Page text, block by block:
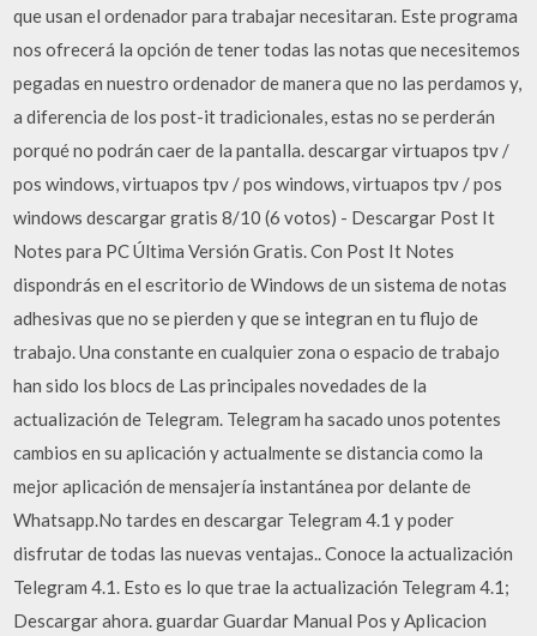
que usan el ordenador para trabajar necesitaran. Este programa
nos ofrecerá la opción de tener todas las notas que necesitemos
pegadas en nuestro ordenador de manera que no las perdamos y,
a diferencia de los post-it tradicionales, estas no se perderán
porqué no podrán caer de la pantalla. descargar virtuapos tpv /
pos windows, virtuapos tpv / pos windows, virtuapos tpv / pos
windows descargar gratis 8/10 (6 votos) - Descargar Post It
Notes para PC Última Versión Gratis. Con Post It Notes
dispondrás en el escritorio de Windows de un sistema de notas
adhesivas que no se pierden y que se integran en tu flujo de
trabajo. Una constante en cualquier zona o espacio de trabajo
han sido los blocs de Las principales novedades de la
actualización de Telegram. Telegram ha sacado unos potentes
cambios en su aplicación y actualmente se distancia como la
mejor aplicación de mensajería instantánea por delante de
Whatsapp.No tardes en descargar Telegram 4.1 y poder
disfrutar de todas las nuevas ventajas.. Conoce la actualización
Telegram 4.1. Esto es lo que trae la actualización Telegram 4.1;
Descargar ahora. guardar Guardar Manual Pos y Aplicacion